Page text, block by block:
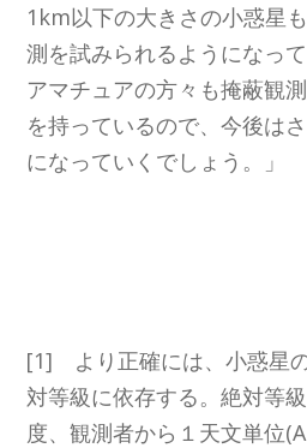
1km以下の大きさの小惑星
測を試みられるようになっ
アマチュアの方々も掩蔽観
を持っているので、今後は
になっていくでしょう。」
[1] より正確には、小惑星
対等級に依存する。絶対等
度、観測者から１天文単位